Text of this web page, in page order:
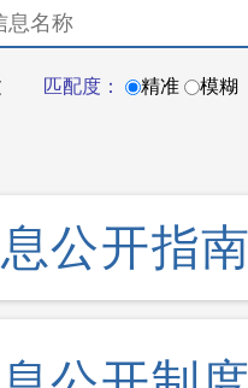
匹配度： 精准 模糊
息公开指